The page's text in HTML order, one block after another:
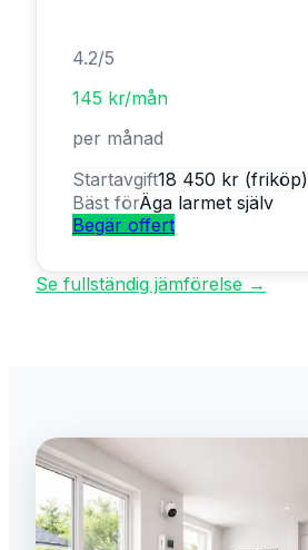
4.2/5
145 kr/mån
per månad
Startavgift18 450 kr (friköp)
Bäst förÄga larmet själv
Begär offert
Se fullständig jämförelse →